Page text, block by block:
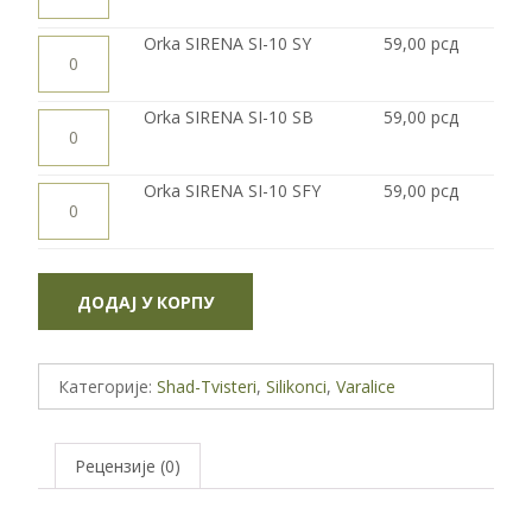
10
BR
Orka
SIRENA
10
SY
Orka SIRENA SI-10 SY 59,00 рсд
Orka
SIRENA
10
SB
Orka SIRENA SI-10 SB 59,00 рсд
Orka
SIRENA
10
количина
Orka SIRENA SI-10 SFY 59,00 рсд
ДОДАЈ У КОРПУ
Категорије: Shad-Tvisteri, Silikonci, Varalice
Рецензије (0)